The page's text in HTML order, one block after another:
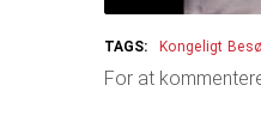
Kongeligt
For at